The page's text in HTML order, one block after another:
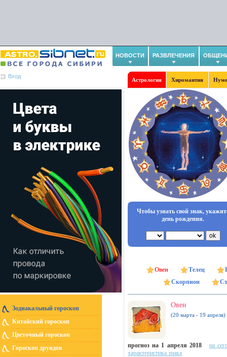
НОВОСТИ РАЗВЛЕЧЕНИЯ
Вход
Астрология Хиромантия
Зодиакальный гороскоп
Китайский гороскоп
Цветочный гороскоп
Гороскоп друидов
Чтобы узнать свой знак,
день рождения.
Овен Телец
Скорпион
Овен
(20 марта - 19 апреля)
прогноз на 1 апреля 2018
на
характеристика знака